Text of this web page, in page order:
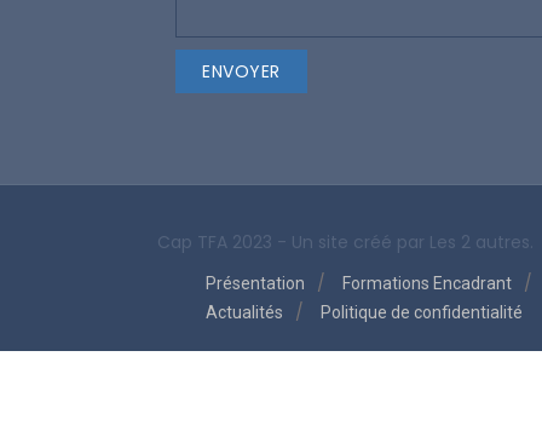
Cap TFA 2023 - Un site créé par Les 2 autres.
Présentation
Formations Encadrant
Actualités
Politique de confidentialité